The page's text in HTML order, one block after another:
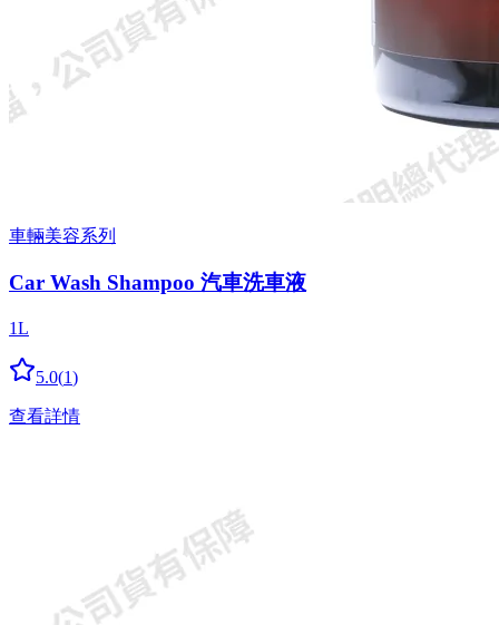
車輛美容系列
Car Wash Shampoo 汽車洗車液
1L
5.0(1)
查看詳情